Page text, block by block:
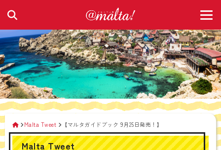
Malta Tweet 【マルタガイドブック 9月25日発売！】
Malta Tweet